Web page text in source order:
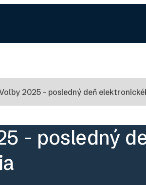
2025 - posledný deň
- posledný